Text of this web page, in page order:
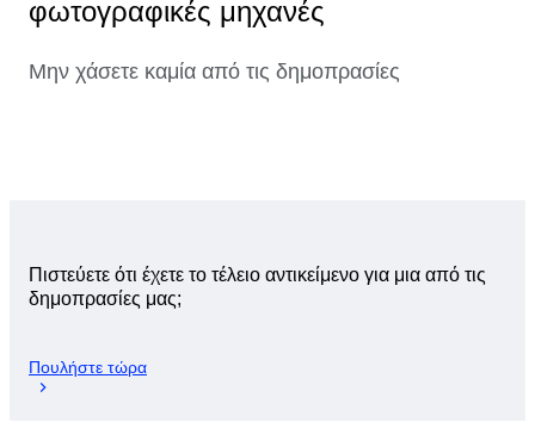
φωτογραφικές μηχανές
Μην χάσετε καμία από τις δημοπρασίες
Πιστεύετε ότι έχετε το τέλειο αντικείμενο για μια από τις
δημοπρασίες μας;
Πουλήστε τώρα